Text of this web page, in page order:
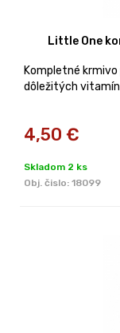
Little One
Kompletné
dôležitých
4,50 €
Skladom 2 ks
Obj. čislo: 18099